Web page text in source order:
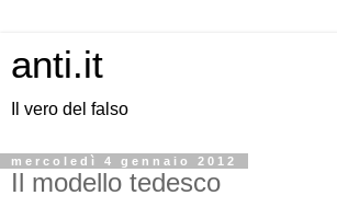
anti.it
Il vero del falso
mercoledì 4 gennaio 2012
Il modello tedesco